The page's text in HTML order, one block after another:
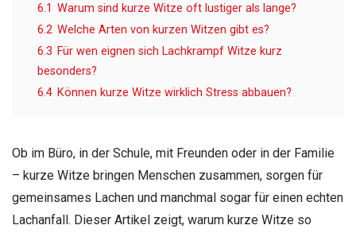
6.1 Warum sind kurze Witze oft lustiger als lange?
6.2 Welche Arten von kurzen Witzen gibt es?
6.3 Für wen eignen sich Lachkrampf Witze kurz
besonders?
6.4 Können kurze Witze wirklich Stress abbauen?
Ob im Büro, in der Schule, mit Freunden oder in der Familie
– kurze Witze bringen Menschen zusammen, sorgen für
gemeinsames Lachen und manchmal sogar für einen echten
Lachanfall. Dieser Artikel zeigt, warum kurze Witze so